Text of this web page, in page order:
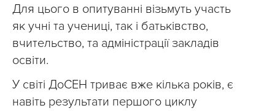
Для цього в опитуванні візьмуть участь
як учні та учениці, так і батьківство,
вчительство, та адміністрації закладів
освіти.
У світі ДоСЕН триває вже кілька років, є
навіть результати першого циклу